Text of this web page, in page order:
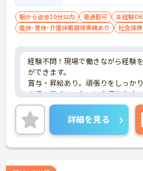
駅から徒歩10分以内 車通勤可 未経験OK
産休･育休･介護休暇取得実績あり
社会保
経験不問！現場で働きながら経験
ができます。
賞与・昇給あり。頑張りをしっか
ので、モチベーションを保ちやす
ご興味がある方には、面接対策ポ
に詳細をお話しいたしますのでお気
さい。
詳細を見る